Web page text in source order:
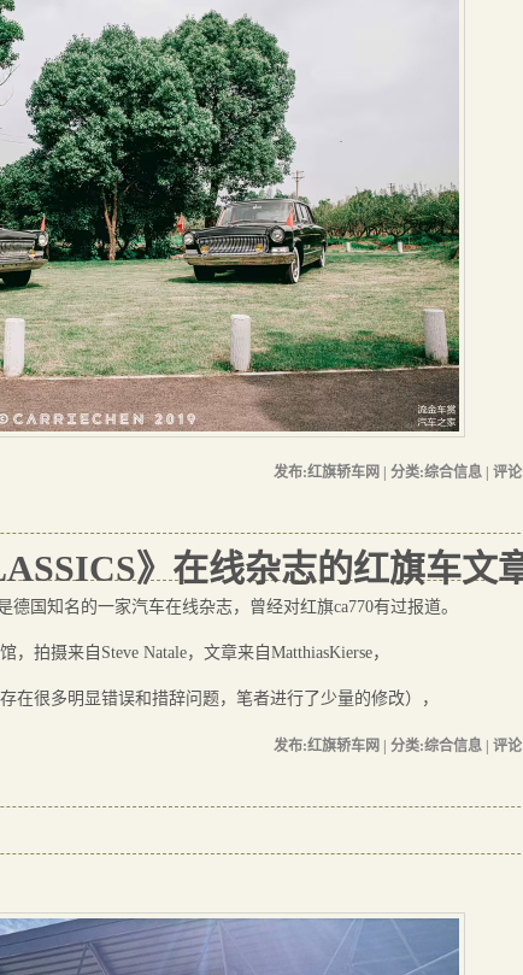
发布:红旗轿车网 | 分类:综合信息 | 评
》在线杂志的红旗车文
德国知名的一家汽车在线杂志，曾经对红旗ca770有过报道。
拍摄来自Steve Natale，文章来自MatthiasKierse，
在很多明显错误和措辞问题，笔者进行了少量的修改），
发布:红旗轿车网 | 分类:综合信息 | 评